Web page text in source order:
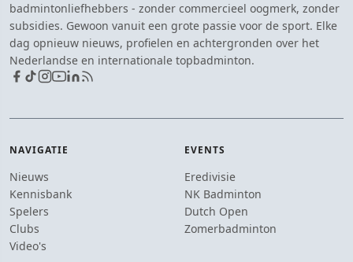
badmintonliefhebbers - zonder commercieel oogmerk, zonder
subsidies. Gewoon vanuit een grote passie voor de sport. Elke
dag opnieuw nieuws, profielen en achtergronden over het
Nederlandse en internationale topbadminton.
NAVIGATIE
Nieuws
Kennisbank
Spelers
Clubs
Video's
EVENTS
Eredivisie
NK Badminton
Dutch Open
Zomerbadminton